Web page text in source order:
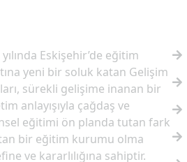
yılında Eskişehir’de eğitim
yeni bir soluk katan Gelişim
sürekli gelişime inanan bir
anlayışıyla çağdaş ve
eğitimi ön planda tutan fark
bir eğitim kurumu olma
ve kararlılığına sahiptir.